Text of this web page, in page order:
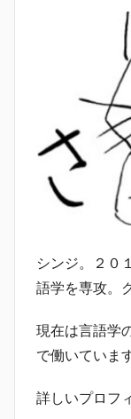
シンジ。２０
語学を専攻。
現在は言語学
で働いています
詳しいプロフ